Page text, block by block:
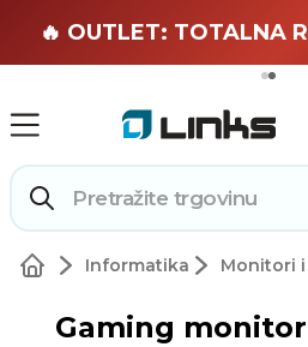
🏄 Zaslužuješ
🔥 OUTLET: TOTALNA
Informatika Monitori
Gaming monitor